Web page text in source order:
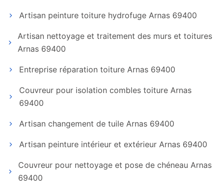
Artisan peinture toiture hydrofuge Arnas 69400
Artisan nettoyage et traitement des murs et toitures
Arnas 69400
Entreprise réparation toiture Arnas 69400
Couvreur pour isolation combles toiture Arnas
69400
Artisan changement de tuile Arnas 69400
Artisan peinture intérieur et extérieur Arnas 69400
Couvreur pour nettoyage et pose de chéneau Arnas
69400